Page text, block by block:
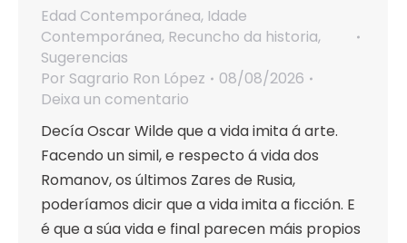
Edad Contemporánea, Idade
Contemporánea, Recuncho da historia,
Sugerencias
Por Sagrario Ron López
08/08/2026
Deixa un comentario
Decía Oscar Wilde que a vida imita á arte.
Facendo un simil, e respecto á vida dos
Romanov, os últimos Zares de Rusia,
poderíamos dicir que a vida imita a ficción. E
é que a súa vida e final parecen máis propios